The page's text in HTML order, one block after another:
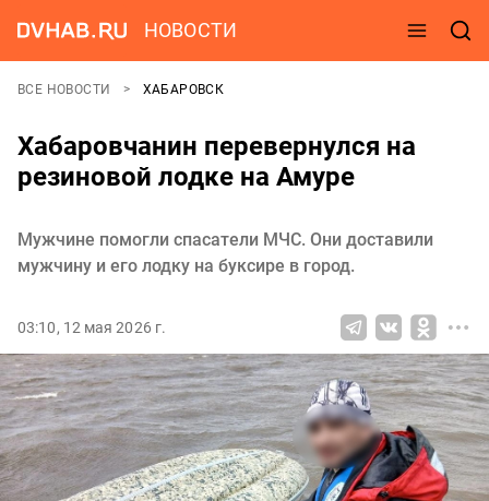
НОВОСТИ
ВСЕ НОВОСТИ ХАБАРОВСК
Хабаровчанин перевернулся на
резиновой лодке на Амуре
Мужчине помогли спасатели МЧС. Они доставили
мужчину и его лодку на буксире в город.
03:10, 12 мая 2026 г.